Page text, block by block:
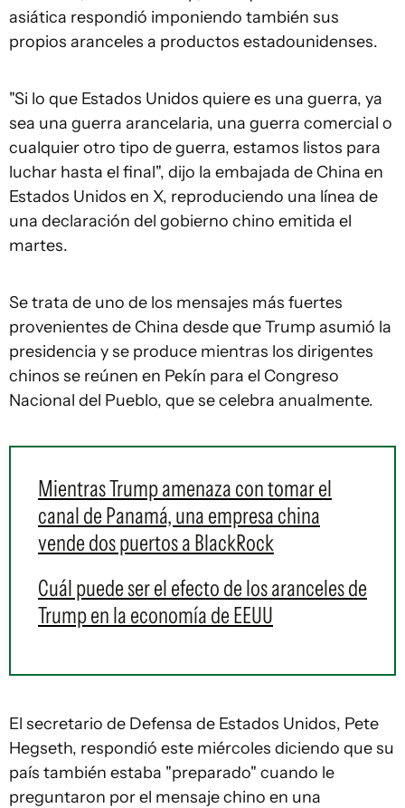
asiática respondió imponiendo también sus
propios aranceles a productos estadounidenses.
"Si lo que Estados Unidos quiere es una guerra, ya
sea una guerra arancelaria, una guerra comercial o
cualquier otro tipo de guerra, estamos listos para
luchar hasta el final", dijo la embajada de China en
Estados Unidos en X, reproduciendo una línea de
una declaración del gobierno chino emitida el
martes.
Se trata de uno de los mensajes más fuertes
provenientes de China desde que Trump asumió la
presidencia y se produce mientras los dirigentes
chinos se reúnen en Pekín para el Congreso
Nacional del Pueblo, que se celebra anualmente.
Mientras Trump amenaza con tomar el
canal de Panamá, una empresa china
vende dos puertos a BlackRock
Cuál puede ser el efecto de los aranceles de
Trump en la economía de EEUU
El secretario de Defensa de Estados Unidos, Pete
Hegseth, respondió este miércoles diciendo que su
país también estaba "preparado" cuando le
preguntaron por el mensaje chino en una